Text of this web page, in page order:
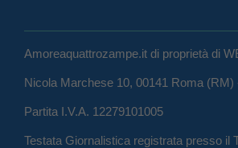
Amoreaquattrozampe.it di proprietà di
Nicola Marchese 10, 00141 Roma
Partita I.V.A. 12279101005
Testata Giornalistica registrata presso il